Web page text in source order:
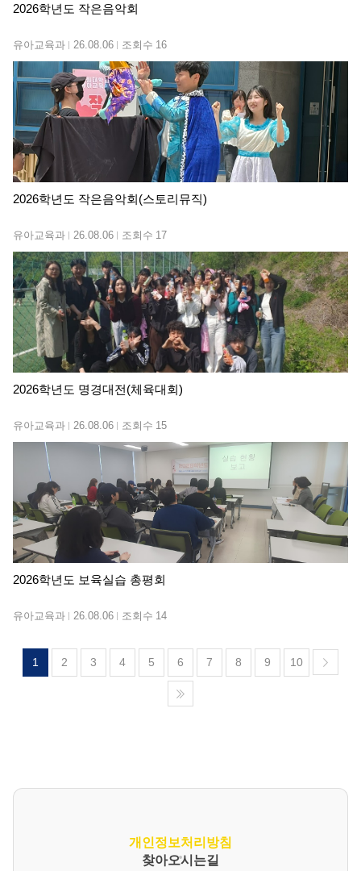
2026학년도 작은음악회
유아교육과 26.08.06 조회수 16
2026학년도 작은음악회(스토리뮤직)
유아교육과 26.08.06 조회수 17
2026학년도 명경대전(체육대회)
유아교육과 26.08.06 조회수 15
2026학년도 보육실습 총평회
유아교육과 26.08.06 조회수 14
1 2 3 4 5 6 7 8 9 10
개인정보처리방침
찾아오시는길